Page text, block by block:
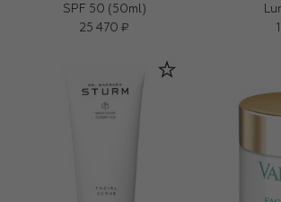
SPF 50 (50ml)
25 470 ₽